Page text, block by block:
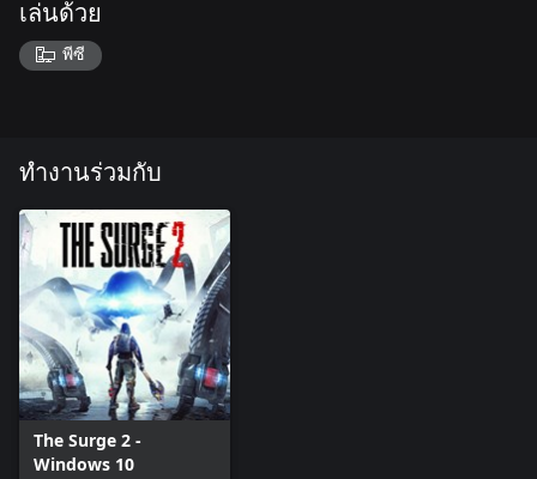
เล่นด้วย
พีซี
ทำงานร่วมกับ
The Surge 2 -
Windows 10